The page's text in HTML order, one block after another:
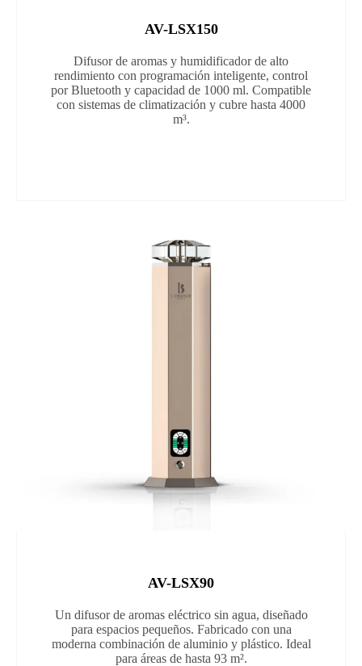
AV-LSX150
Difusor de aromas y humidificador de alto
rendimiento con programación inteligente, control
por Bluetooth y capacidad de 1000 ml. Compatible
con sistemas de climatización y cubre hasta 4000
m³.
AV-LSX90
Un difusor de aromas eléctrico sin agua, diseñado
para espacios pequeños. Fabricado con una
moderna combinación de aluminio y plástico. Ideal
para áreas de hasta 93 m².